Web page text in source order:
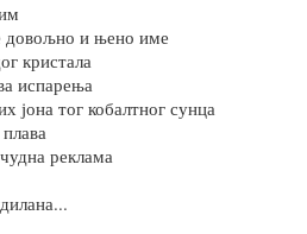
довољно и њено име
кристала
испарења
јона тог кобалтног сунца
реклама